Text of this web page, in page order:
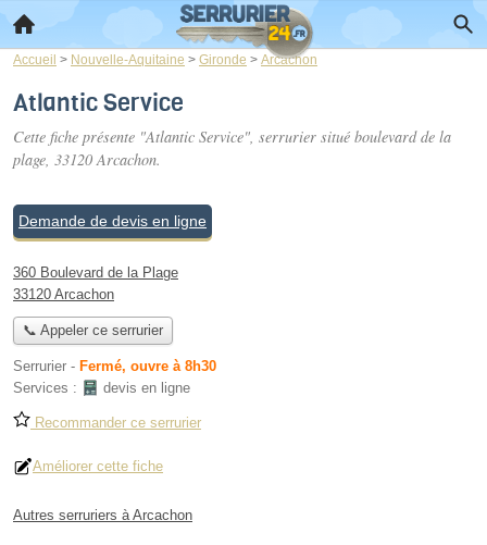
Accueil > Nouvelle-Aquitaine > Gironde > Arcachon
Atlantic Service
Cette fiche présente "Atlantic Service", serrurier situé boulevard de la
plage, 33120 Arcachon.
Demande de devis en ligne
360 Boulevard de la Plage
33120 Arcachon
📞 Appeler ce serrurier
Serrurier - Fermé, ouvre à 8h30
Services :
devis en ligne
Recommander ce serrurier
Améliorer cette fiche
Autres serruriers à Arcachon